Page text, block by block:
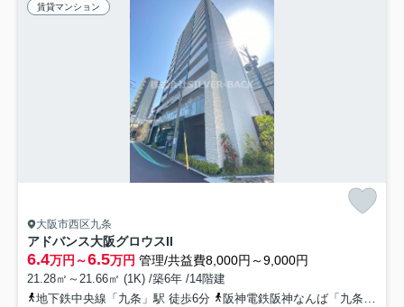
賃貸マンション
大阪市西区九条
アドバンス大阪グロウスII
6.4万円～6.5万円 管理/共益費8,000円～9,000円
21.28㎡～21.66㎡ (1K) /築6年 /14階建
地下鉄中央線「九条」駅 徒歩6分
阪神電鉄阪神なんば「九条」駅 徒歩6分